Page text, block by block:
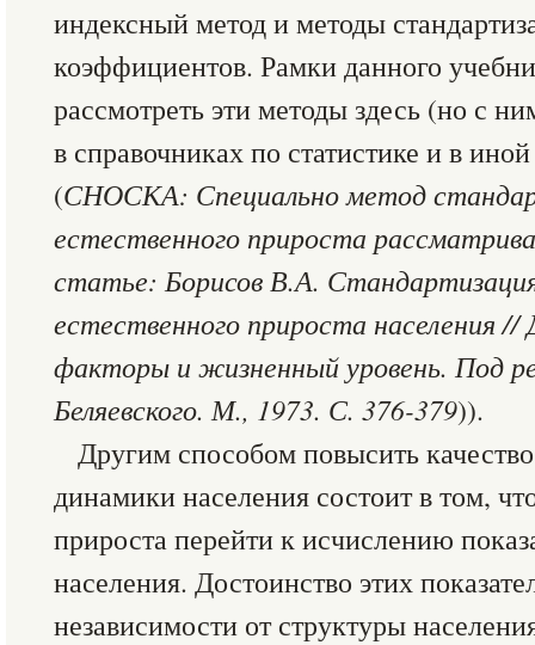
индексный метод и методы
коэффициентов. Рамки данного
рассмотреть эти методы здесь (но с
в справочниках по статистике и в
(СНОСКА: Специально метод
естественного прироста
статье: Борисов В.А.
естественного прироста населения //
факторы и жизненный уровень. Под
Беляевского. М., 1973. С. 376-379)).
Другим способом повысить
динамики населения состоит в том,
прироста перейти к исчислению
населения. Достоинство этих
независимости от структуры